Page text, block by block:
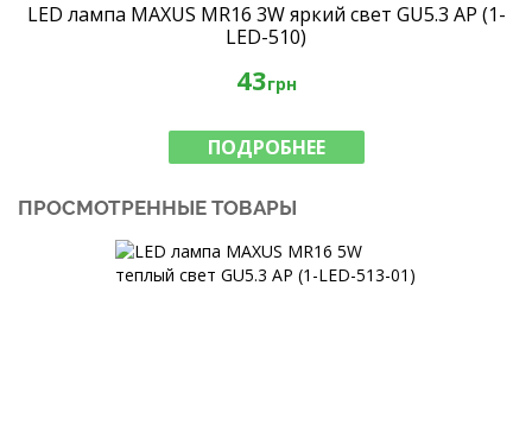
LED лампа MAXUS MR16 3W яркий свет GU5.3 AP (1-
LED-510)
43грн
ПОДРОБНЕЕ
ПРОСМОТРЕННЫЕ ТОВАРЫ